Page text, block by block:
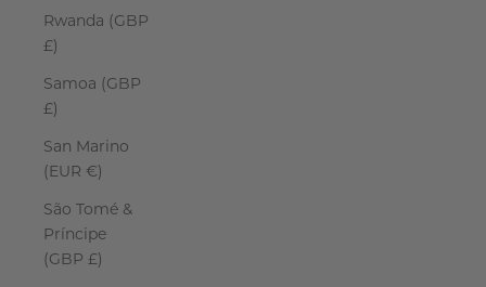
Rwanda (GBP
£)
Samoa (GBP
£)
San Marino
(EUR €)
São Tomé &
Príncipe
(GBP £)